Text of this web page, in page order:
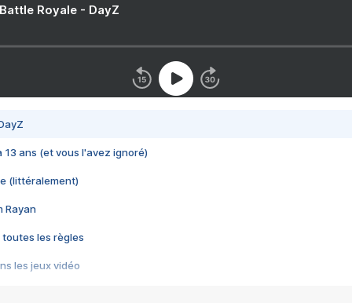
Royale - DayZ
13 ans (et vous l'avez ignoré)
(littéralement)
Rayan
toutes les règles
les jeux vidéo